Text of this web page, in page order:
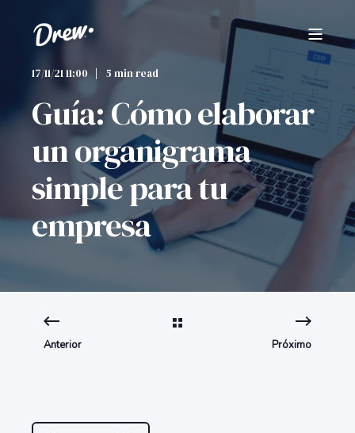
17/11/21 11:00 5 min read
Guía: Cómo elaborar
un organigrama
simple para tu
empresa
Anterior Próximo